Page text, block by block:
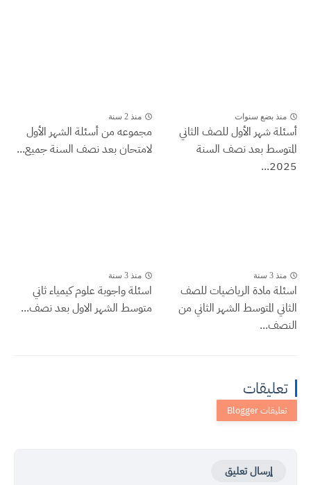
منذ بضع سنوات
أسئلة شهر الأول للصف الثاني
المتوسط بعد نصف السنة
2025...
منذ 2 سنة
مجموعه من أسئلة الشهر الأول
لامتحان بعد نصف السنة جميع...
منذ 3 سنة
اسئلة مادة الرياضيات للصف
الثاني المتوسط الشهر الثاني من
النصف...
منذ 3 سنة
اسئلة واجوبة علوم كيمياء ثاني
متوسط الشهر الاول بعد نصف...
تعليقات
إرسال تعليق